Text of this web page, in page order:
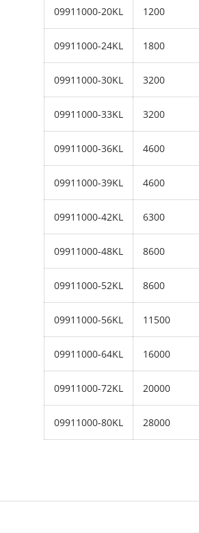
09911000-20KL 1200
09911000-24KL 1800
09911000-30KL 3200
09911000-33KL 3200
09911000-36KL 4600
09911000-39KL 4600
09911000-42KL 6300
09911000-48KL 8600
09911000-52KL 8600
09911000-56KL 11500
09911000-64KL 16000
09911000-72KL 20000
09911000-80KL 28000